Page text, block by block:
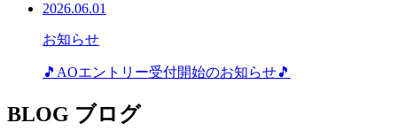
2026.06.01
お知らせ
🎵AOエントリー受付開始のお知らせ🎵
BLOG ブログ